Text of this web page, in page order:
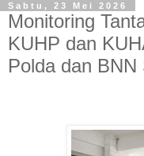
Sabtu, 23 Mei 2026
Monitoring
KUHP dan
Polda dan BNN